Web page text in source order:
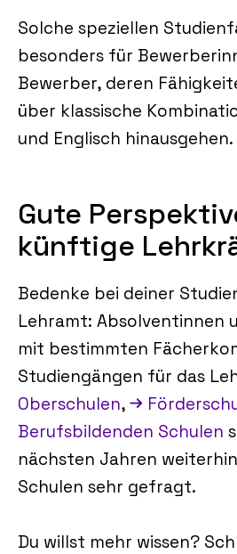
Solche speziellen
besonders für
Bewerber, deren
über klassische
und Englisch hinausgehen.
Gute
künftige
Bedenke bei deiner
Lehramt: Absolventinnen
mit bestimmten
Studiengängen für das
Oberschulen,
Berufsbildenden Schulen
nächsten Jahren
Schulen sehr gefragt.
Du willst mehr wissen?